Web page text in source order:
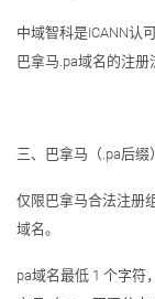
中域智科是ICANN认
巴拿马.pa域名的注册
三、巴拿马（.pa后缀
仅限巴拿马合法注册
域名。
pa域名最低 1 个字符